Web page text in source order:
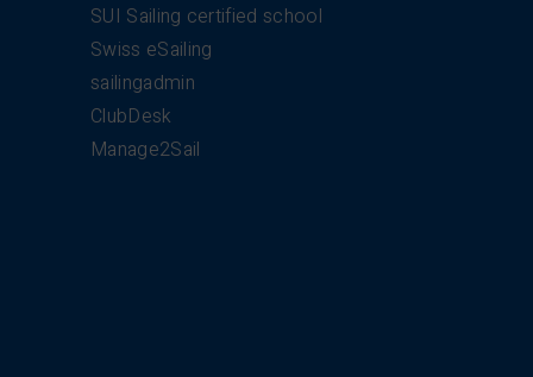
SUI Sailing certified school
Swiss eSailing
sailingadmin
ClubDesk
Manage2Sail